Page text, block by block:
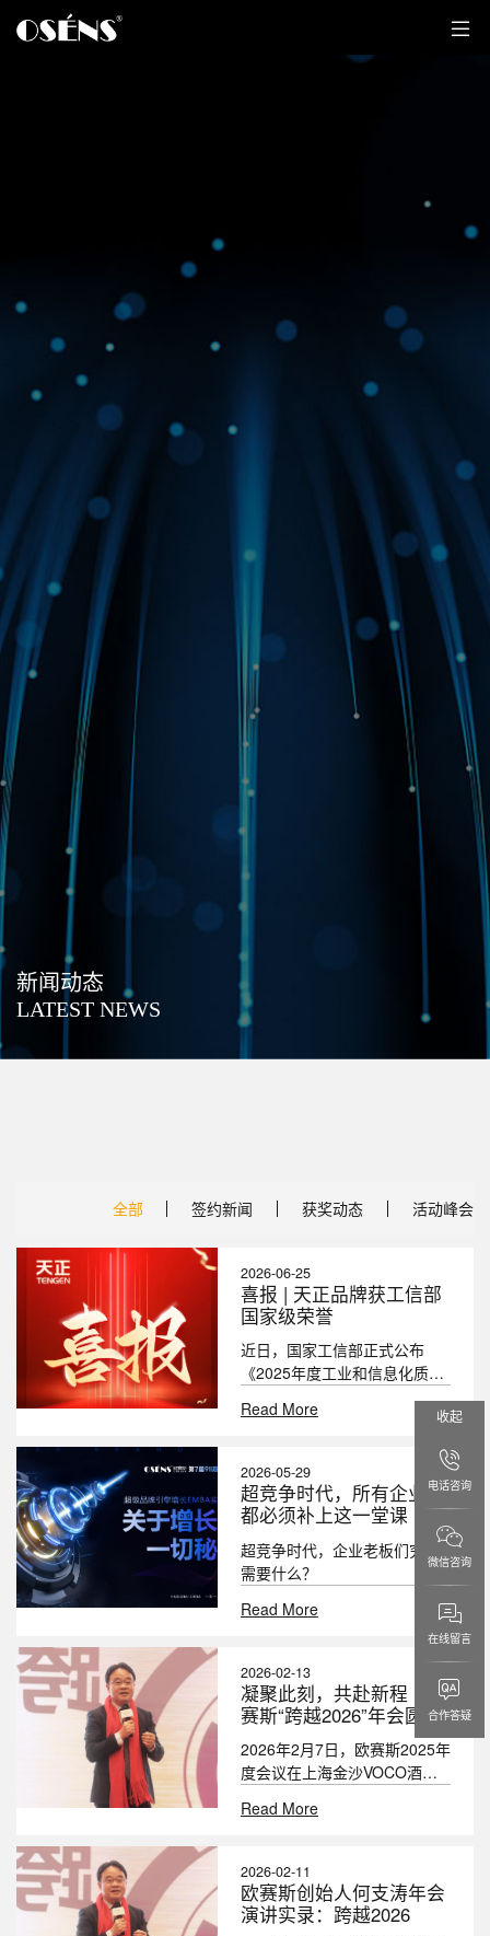
新闻动态
LATEST NEWS
全部 签约新闻 获奖动态 活动峰会
2026-06-25
喜报 | 天正品牌获工信部
国家级荣誉
近日，国家工信部正式公布
《2025年度工业和信息化质量
提升与品牌建设典型案例名
单》，天正电气
赖”为核心的高端电气品牌跃迁
之路》脱颖而出入选国家级榜
单。
Read More
2026-05-29
超竞争时代，所有企业家
都必须补上这一堂课
超竞争时代，企业老板们究竟
需要什么？
Read More
2026-02-13
凝聚此刻，共赴新程 | 欧
赛斯“跨越2026”年会圆满
2026年2月7日，欧赛斯2025年
度会议在上海金沙VOCO酒店
一主题，一场凝聚共识、激发
Read More
2026-02-11
欧赛斯创始人何支涛年会
演讲实录：跨越2026
收起
电话咨询
微信咨询
在线留言
合作答疑